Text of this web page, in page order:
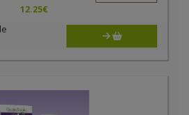
12.25€